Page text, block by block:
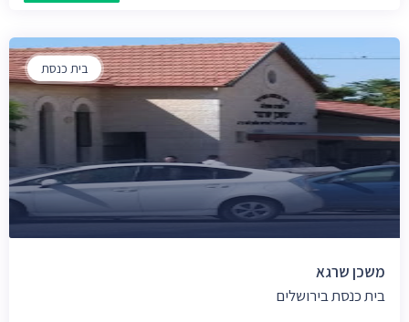
בית כנסת
משכן שרגא
בית כנסת בירושלים